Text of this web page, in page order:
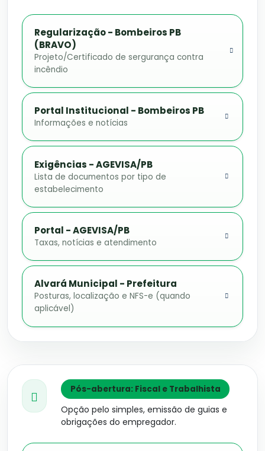
Regularização - Bombeiros PB
(BRAVO)
Projeto/Certificado de sergurança contra
incêndio
Portal Institucional - Bombeiros PB
Informações e notícias
Exigências - AGEVISA/PB
Lista de documentos por tipo de
estabelecimento
Portal - AGEVISA/PB
Taxas, notícias e atendimento
Alvará Municipal - Prefeitura
Posturas, localização e NFS-e (quando
aplicável)
Pós-abertura: Fiscal e Trabalhista
Opção pelo simples, emissão de guias e
obrigações do empregador.